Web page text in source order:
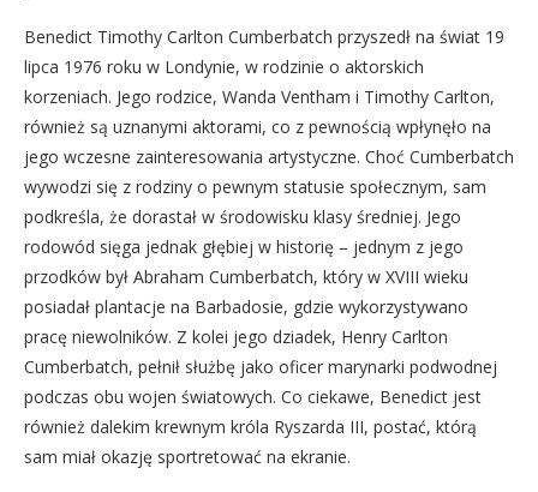
Benedict Timothy Carlton Cumberbatch przyszedł na świat 19
lipca 1976 roku w Londynie, w rodzinie o aktorskich
korzeniach. Jego rodzice, Wanda Ventham i Timothy Carlton,
również są uznanymi aktorami, co z pewnością wpłynęło na
jego wczesne zainteresowania artystyczne. Choć Cumberbatch
wywodzi się z rodziny o pewnym statusie społecznym, sam
podkreśla, że dorastał w środowisku klasy średniej. Jego
rodowód sięga jednak głębiej w historię – jednym z jego
przodków był Abraham Cumberbatch, który w XVIII wieku
posiadał plantacje na Barbadosie, gdzie wykorzystywano
pracę niewolników. Z kolei jego dziadek, Henry Carlton
Cumberbatch, pełnił służbę jako oficer marynarki podwodnej
podczas obu wojen światowych. Co ciekawe, Benedict jest
również dalekim krewnym króla Ryszarda III, postać, którą
sam miał okazję sportretować na ekranie.